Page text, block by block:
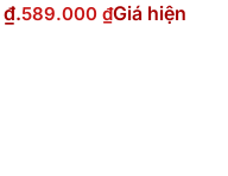
589.000 ₫Giá hiện